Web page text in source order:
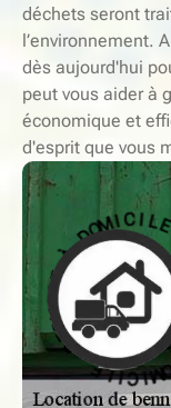
déchets seront
l’environnement.
dès aujourd'hui
peut vous aider à
économique et
d'esprit que vous
S
E
R
V
I
C
E
À
D
O
M
ICILE - S
L
E
-